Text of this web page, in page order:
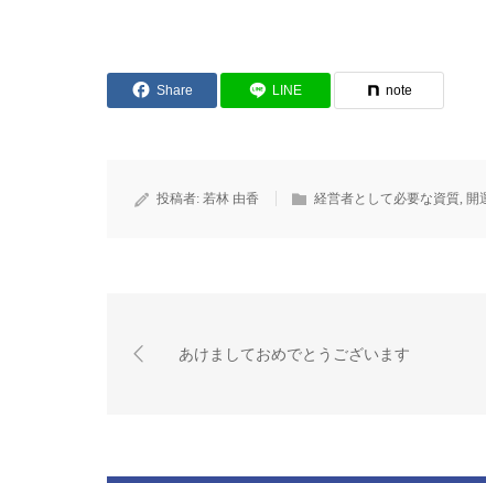
Share LINE note
投稿者: 若林 由香 経営者として必要な資質, 開
あけましておめでとうございます